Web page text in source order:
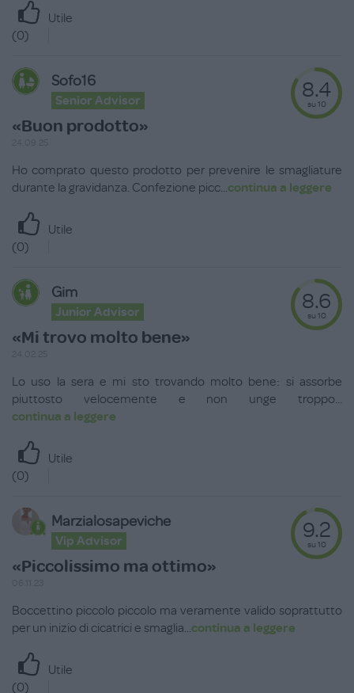
Utile
(0)
Sofo16
Senior Advisor
«Buon prodotto»
8.4
su 10
Ho comprato questo prodotto per prevenire le smagliature
durante la gravidanza. Confezione picc...continua a leggere
Utile
(0)
Gim
Junior Advisor
«Mi trovo molto bene»
8.6
su 10
Lo uso la sera e mi sto trovando molto bene: si assorbe
piuttosto velocemente e non unge troppo...
continua a leggere
Utile
(0)
Marzialosapeviche
Vip Advisor
«Piccolissimo ma ottimo»
9.2
su 10
Boccettino piccolo piccolo ma veramente valido soprattutto
per un inizio di cicatrici e smaglia...continua a leggere
Utile
(0)